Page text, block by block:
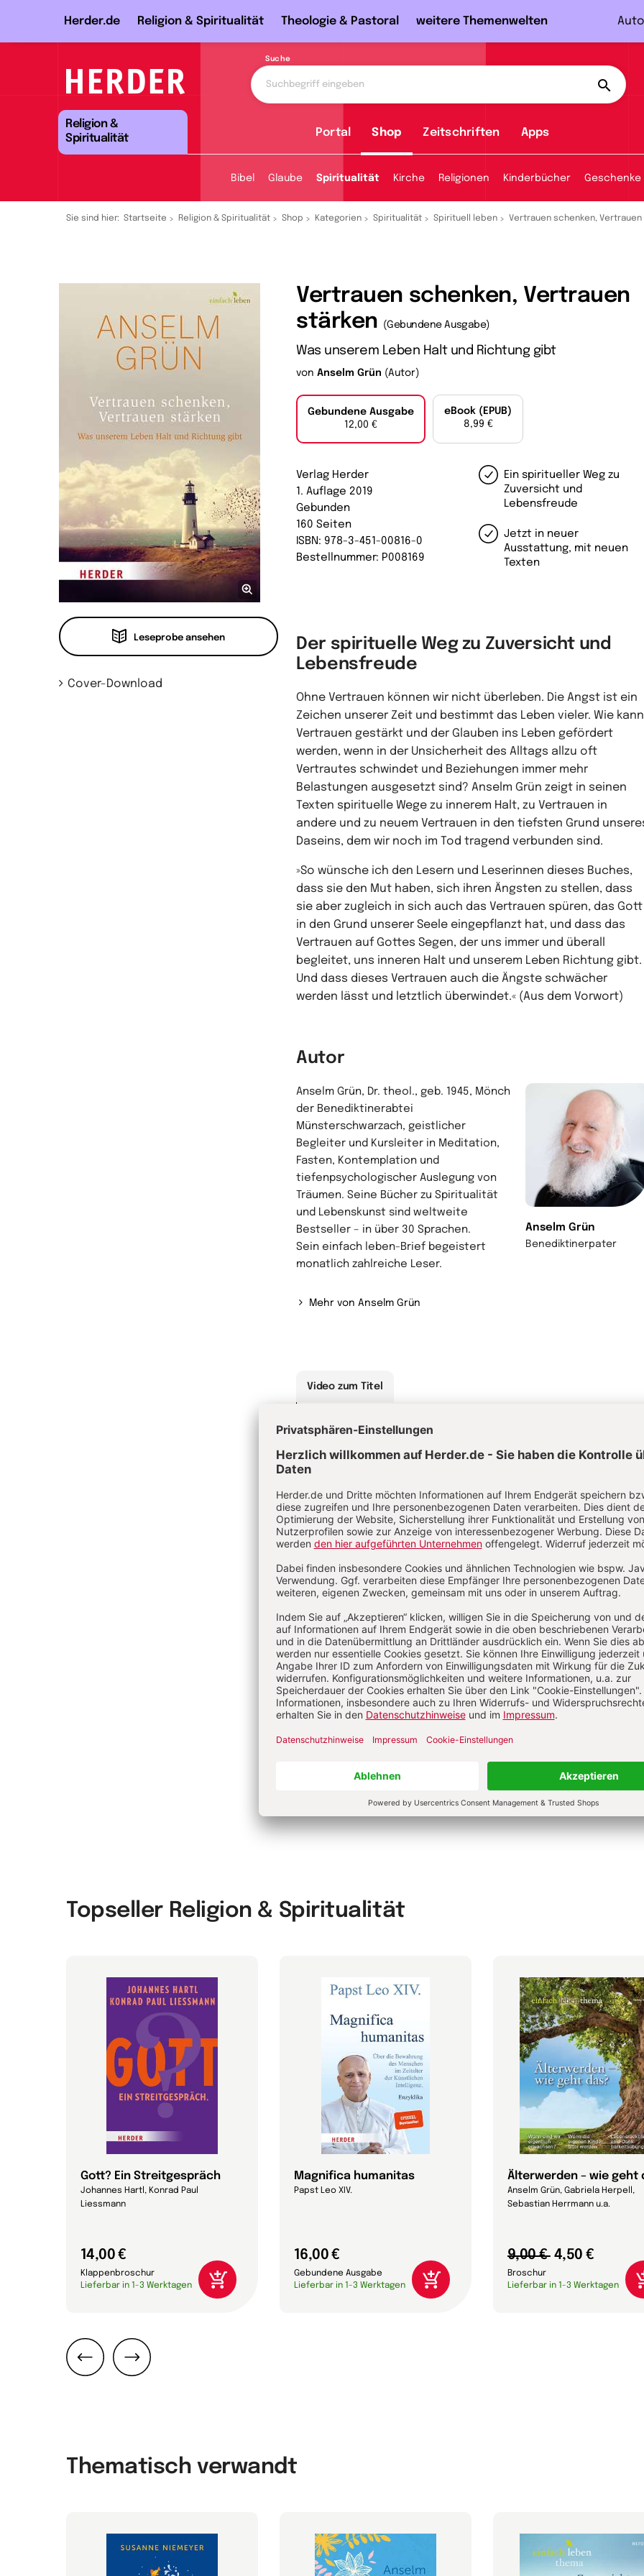
Herder.de Religion & Spiritualität Theologie & Pastoral weitere Themenwelten
Suche
Religion &
Spiritualität
Portal Shop Zeitschriften Apps
Bibel Glaube Spiritualität Kirche Religionen Kinderbücher Geschenke
Sie sind hier: Startseite Religion & Spiritualität Shop Kategorien Spiritualität Spirituell leben Vertrauen schenken,
Leseprobe ansehen
Cover-Download
Vertrauen schenken, Vertrauen
stärken
(Gebundene Ausgabe)
Was unserem Leben Halt und Richtung gibt
von Anselm Grün (Autor)
Gebundene Ausgabe
12,00 €
eBook (EPUB)
8,99 €
Ein spiritueller Weg zu
Zuversicht und
Lebensfreude
Jetzt in neuer
Ausstattung, mit neuen
Texten
Verlag Herder
1. Auflage 2019
Gebunden
160 Seiten
ISBN: 978-3-451-00816-0
Bestellnummer: P008169
Der spirituelle Weg zu Zuversicht und
Lebensfreude
Ohne Vertrauen können wir nicht überleben. Die Angst ist ein
Zeichen unserer Zeit und bestimmt das Leben vieler. Wie kann
Vertrauen gestärkt und der Glauben ins Leben gefördert
werden, wenn in der Unsicherheit des Alltags allzu oft
Vertrautes schwindet und Beziehungen immer mehr
Belastungen ausgesetzt sind? Anselm Grün zeigt in seinen
Texten spirituelle Wege zu innerem Halt, zu Vertrauen in
andere und zu neuem Vertrauen in den tiefsten Grund
Daseins, dem wir noch im Tod tragend verbunden sind.
»So wünsche ich den Lesern und Leserinnen dieses Buches,
dass sie den Mut haben, sich ihren Ängsten zu stellen, dass
sie aber zugleich in sich auch das Vertrauen spüren, das Gott
in den Grund unserer Seele eingepflanzt hat, und dass das
Vertrauen auf Gottes Segen, der uns immer und überall
begleitet, uns inneren Halt und unserem Leben Richtung gibt.
Und dass dieses Vertrauen auch die Ängste schwächer
werden lässt und letztlich überwindet.« (Aus dem Vorwort)
Autor
Anselm Grün
Benediktinerpater
Anselm Grün, Dr. theol., geb. 1945, Mönch
der Benediktinerabtei
Münsterschwarzach, geistlicher
Begleiter und Kursleiter in Meditation,
Fasten, Kontemplation und
tiefenpsychologischer Auslegung von
Träumen. Seine Bücher zu Spiritualität
und Lebenskunst sind weltweite
Bestseller – in über 30 Sprachen.
Sein einfach leben-Brief begeistert
monatlich zahlreiche Leser.
Mehr von Anselm Grün
Video zum Titel
00:00 | 01:55
Verwandte Themen
Müde und schlapp – was tun? Selbstvertrauen
Topseller Religion & Spiritualität
Gott? Ein Streitgespräch
Johannes Hartl, Konrad Paul
Liessmann
14,00 €
Klappenbroschur
Lieferbar in 1-3 Werktagen
Magnifica humanitas
Papst Leo XIV.
16,00 €
Gebundene Ausgabe
Lieferbar in 1-3 Werktagen
Älterwerden – wie geht
Anselm Grün, Gabriela Herpell,
Sebastian Herrmann u.a.
9,00 € 4,50 €
Broschur
Lieferbar in 1-3 Werktagen
Thematisch verwandt